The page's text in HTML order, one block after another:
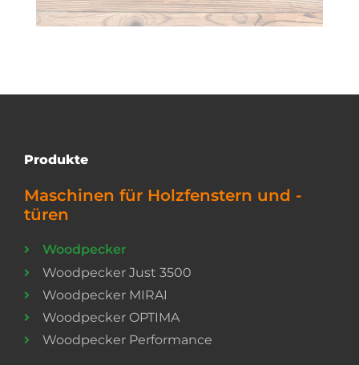
Produkte
Maschinen für Holzfenstern und -
türen
Woodpecker
Woodpecker Just 3500
Woodpecker MIRAI
Woodpecker OPTIMA
Woodpecker Performance